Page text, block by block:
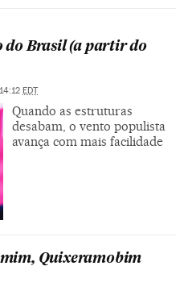
do Brasil (a partir do
EDT
Quando as estruturas
desabam, o vento populista
avança com mais facilidade
mim, Quixeramobim